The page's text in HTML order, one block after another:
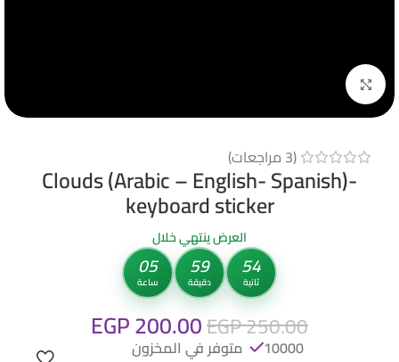
Click to enlarge
(
3 مراجعات)
Clouds (Arabic – English- Spanish)-
keyboard sticker
العرض ينتهي خلال
05
ساعة
59
دقيقة
54
ثانية
EGP250.00
EGP200.00
10000 متوفر في المخزون